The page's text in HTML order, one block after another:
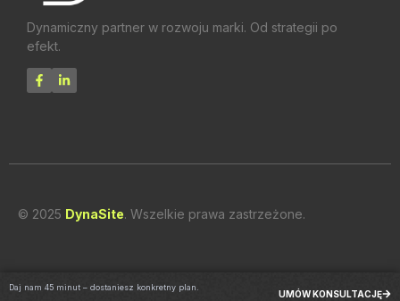
Dynamiczny partner w rozwoju marki. Od strategii po
efekt.
© 2025 DynaSite. Wszelkie prawa zastrzeżone.
Daj nam 45 minut – dostaniesz konkretny plan.
UMÓW KONSULTACJĘ